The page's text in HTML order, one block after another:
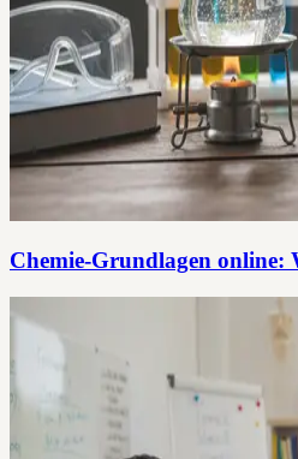
Chemie-Grundlagen online: